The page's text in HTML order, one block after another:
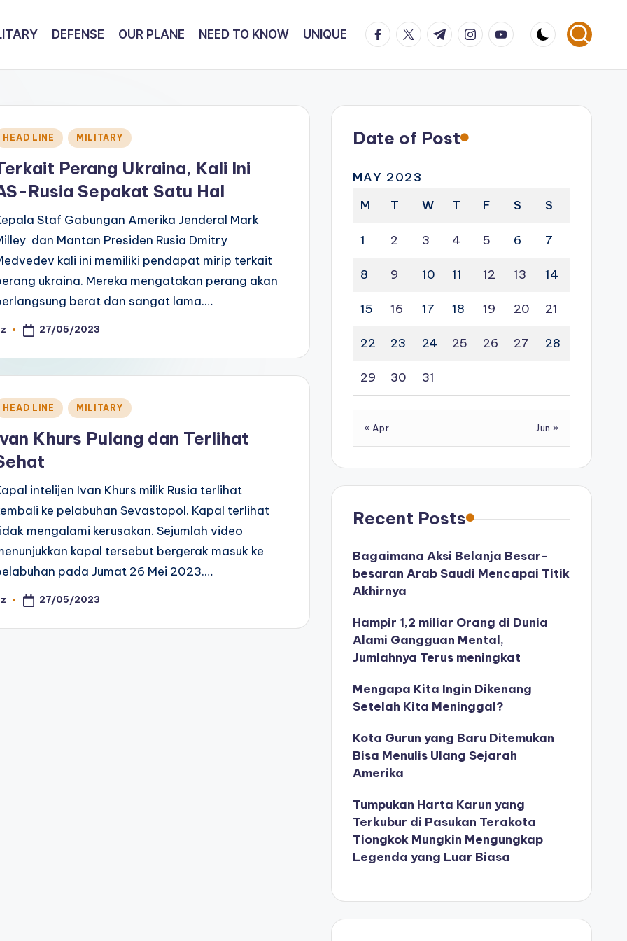
DEFENSE OUR PLANE NEED TO KNOW UNIQUE facebook.com
twitter.com
t.me instagram.com
youtube.com
HEAD LINE MILITARY
Perang Ukraina, Kali Ini
Rusia Sepakat Satu Hal
Staf Gabungan Amerika Jenderal Mark
dan Mantan Presiden Rusia Dmitry
kali ini memiliki pendapat mirip terkait
ukraina. Mereka mengatakan perang akan
berat dan sangat lama.…
27/05/2023
HEAD LINE MILITARY
Khurs Pulang dan Terlihat
intelijen Ivan Khurs milik Rusia terlihat
ke pelabuhan Sevastopol. Kapal terlihat
mengalami kerusakan. Sejumlah video
kapal tersebut bergerak masuk ke
pada Jumat 26 Mei 2023.…
27/05/2023
Date of Post
MAY 2023
M
T W T F S S
1 2 3 4 5 6 7
8 9 10 11 12 13 14
15 16 17 18 19 20 21
22 23 24 25 26 27 28
29 30 31
« Apr Jun »
Recent Posts
Bagaimana Aksi Belanja Besar-
besaran Arab Saudi Mencapai Titik
Akhirnya
Hampir 1,2 miliar Orang di Dunia
Alami Gangguan Mental,
Jumlahnya Terus meningkat
Mengapa Kita Ingin Dikenang
Setelah Kita Meninggal?
Kota Gurun yang Baru Ditemukan
Bisa Menulis Ulang Sejarah
Amerika
Tumpukan Harta Karun yang
Terkubur di Pasukan Terakota
Tiongkok Mungkin Mengungkap
Legenda yang Luar Biasa